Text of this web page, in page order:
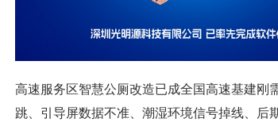
高速服务区智慧公厕改造已成全国高速基建
跳、引导屏数据不准、潮湿环境信号掉线、后